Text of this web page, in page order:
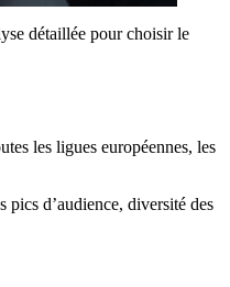
détaillée pour choisir le
les ligues européennes, les
pics d’audience, diversité des